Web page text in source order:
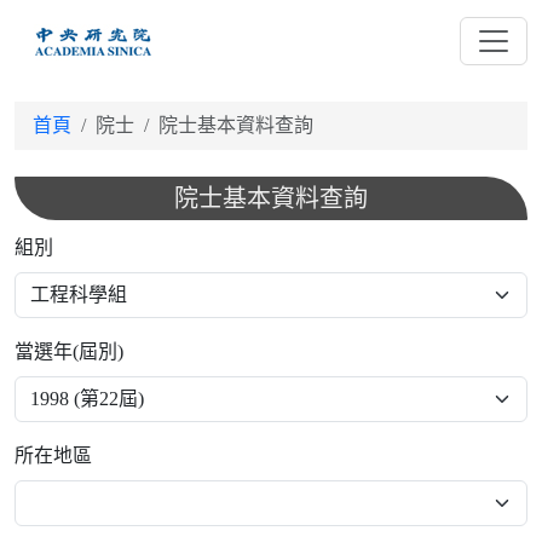
首頁 院士 院士基本資料查詢
院士基本資料查詢
組別
當選年(屆別)
所在地區